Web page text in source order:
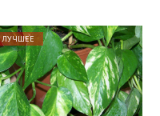
ЛУЧШЕЕ